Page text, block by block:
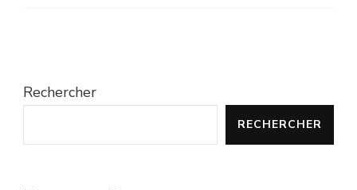
Rechercher
RECHERCHER